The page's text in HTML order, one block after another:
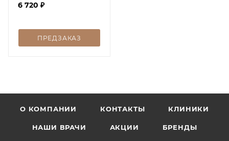
6 720 ₽
ПРЕДЗАКАЗ
О КОМПАНИИ КОНТАКТЫ КЛИНИКИ
НАШИ ВРАЧИ АКЦИИ БРЕНДЫ